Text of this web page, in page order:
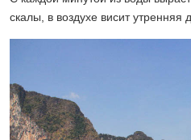
скалы, в воздухе висит утренняя